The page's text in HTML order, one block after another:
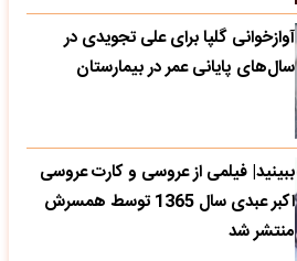
آوازخوانی گلپا برای علی تجویدی در
سال‌های پایانی عمر در بیمارستان
ببینید| فیلمی از عروسی و کارت عروسی
اکبر عبدی سال 1365 توسط همسرش
منتشر شد